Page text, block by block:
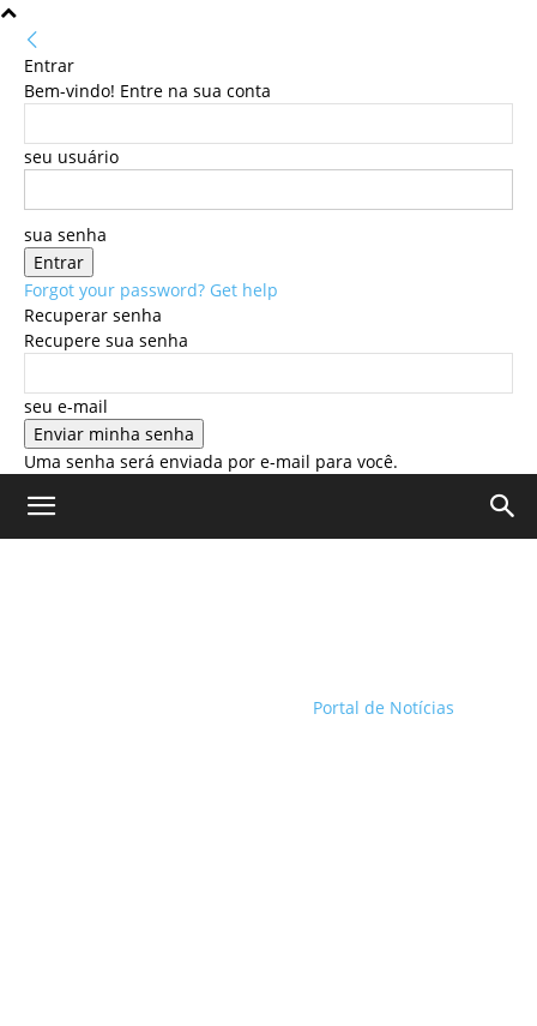
Entrar
Bem-vindo! Entre na sua conta
seu usuário
sua senha
Forgot your password? Get help
Recuperar senha
Recupere sua senha
seu e-mail
Uma senha será enviada por e-mail para você.
Portal de Notícias